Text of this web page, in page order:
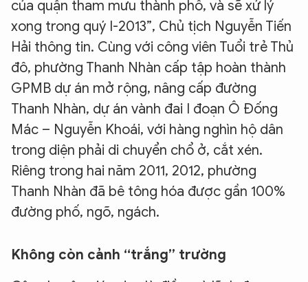
của quận tham mưu thành phố, và sẽ xử lý
xong trong quý I-2013”, Chủ tịch Nguyễn Tiến
Hải thông tin. Cùng với công viên Tuổi trẻ Thủ
đô, phường Thanh Nhàn cấp tập hoàn thành
GPMB dự án mở rộng, nâng cấp đường
Thanh Nhàn, dự án vành đai I đoạn Ô Đống
Mác – Nguyễn Khoái, với hàng nghìn hộ dân
trong diện phải di chuyển chổ ở, cắt xén.
Riêng trong hai năm 2011, 2012, phường
Thanh Nhàn đã bê tông hóa được gần 100%
đường phố, ngõ, ngách.
Không còn cảnh “trắng” trường